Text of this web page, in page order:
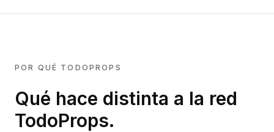
POR QUÉ TODOPROPS
Qué hace distinta a la red
TodoProps.